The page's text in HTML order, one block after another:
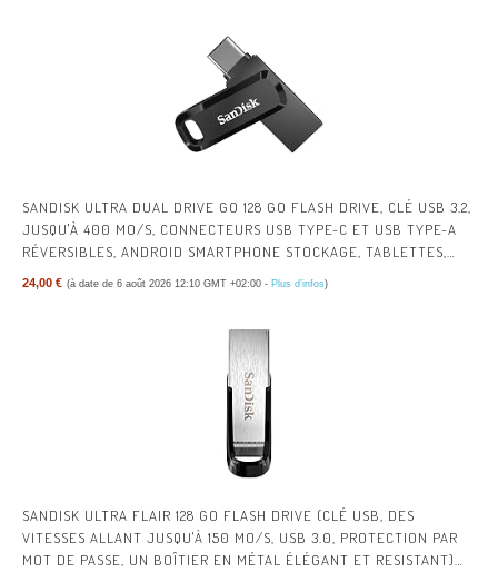
SANDISK ULTRA DUAL DRIVE GO 128 GO FLASH DRIVE, CLÉ USB 3.2,
JUSQU'À 400 MO/S, CONNECTEURS USB TYPE-C ET USB TYPE-A
RÉVERSIBLES, ANDROID SMARTPHONE STOCKAGE, TABLETTES,
24,00 € (à date de 6 août 2026 12:10 GMT +02:00 - Plus d’infos)
SANDISK ULTRA FLAIR 128 GO FLASH DRIVE (CLÉ USB, DES
VITESSES ALLANT JUSQU'À 150 MO/S, USB 3.0, PROTECTION PAR
MOT DE PASSE, UN BOÎTIER EN MÉTAL ÉLÉGANT ET RESISTANT)